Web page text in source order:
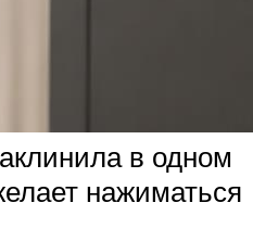
в одном
нажиматься